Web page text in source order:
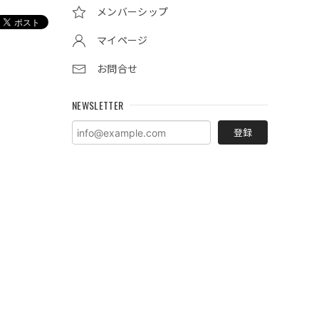
メンバーシップ
マイページ
お問合せ
NEWSLETTER
登録